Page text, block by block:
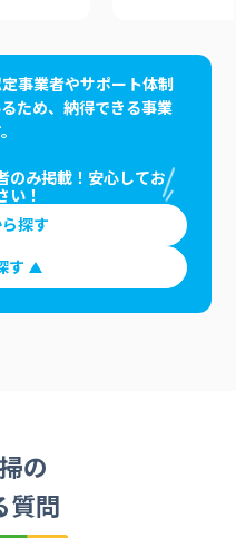
事業者やサポート体制
ため、納得できる事業
のみ掲載！安心してお
い！
探す
す
の
質問